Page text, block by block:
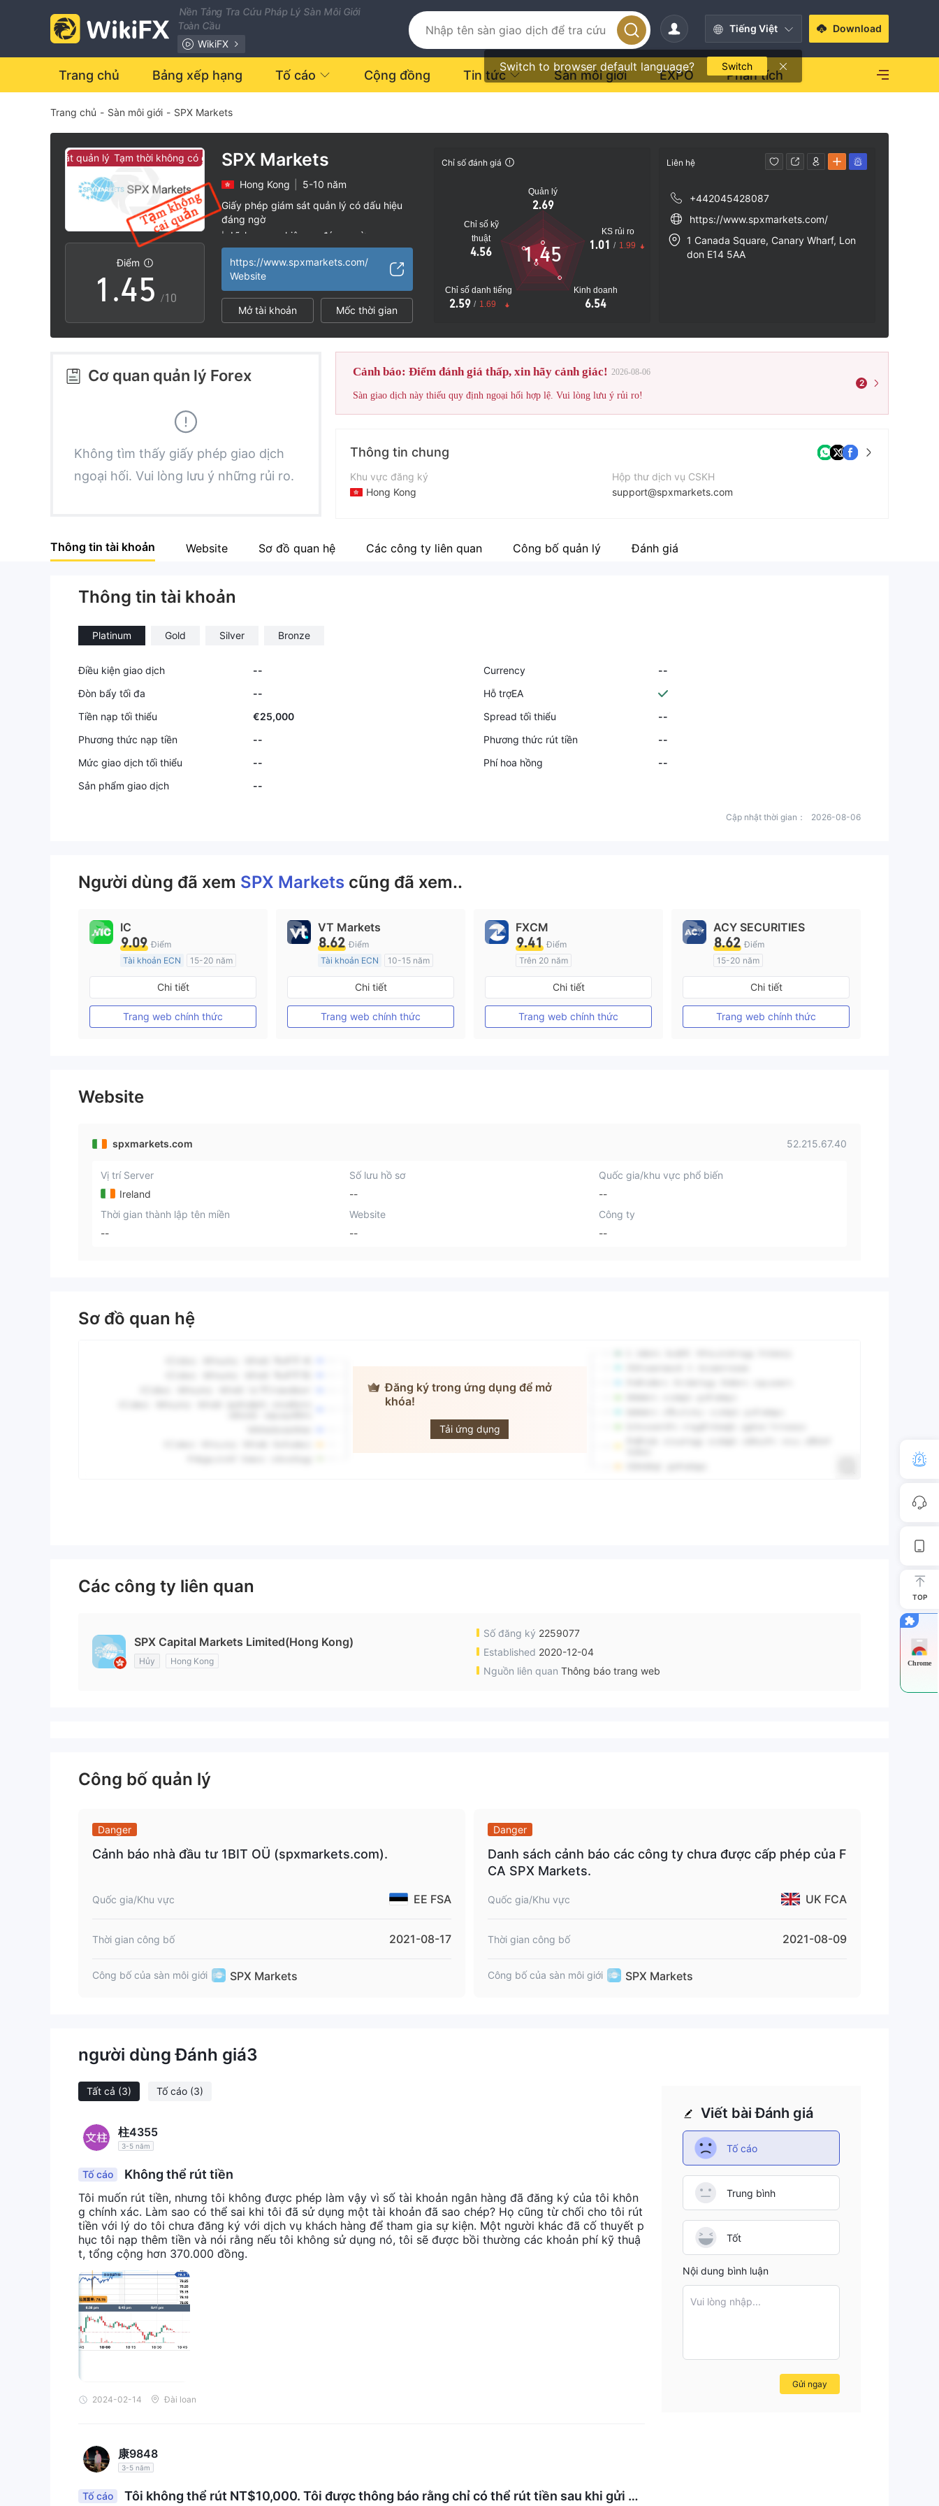
Nền Tảng Tra Cứu Pháp Lý Sàn Môi Giới
Toàn Cầu
WikiFX
Tiếng Việt
Switch to browser default language? Switch
Download
Trang chủ Bảng xếp hạng Tố cáo Cộng đồng Tin tức Sàn môi giới EXPO Phân tích
Trang chủ - Sàn môi giới - SPX Markets
có giám sát quản lý Tạm thời không có giám sát quản lý
Điểm
0
1
2
3
5
6
7
8
9
.
0
1
2
3
4
5
6
8
9
0
1
2
3
4
5
6
7
9
/10
SPX Markets
Hong Kong
5-10 năm
Giấy phép giám sát quản lý có dấu hiệu
đáng ngờ
| Lĩnh vực nghiệp vụ đáng ngờ
|
https://www.spxmarkets.com/
Website
Mở tài khoản Mốc thời gian
Chỉ số đánh giá
Quản lý
2.69
Chỉ số kỹ
thuật
4.56
Chỉ số danh tiếng
2.59 / 1.69
Kinh doanh
6.54
KS rủi ro
1.01 / 1.99
1.45
Liên hệ
+442045428087
https://www.spxmarkets.com/
1 Canada Square, Canary Wharf, Lon
don E14 5AA
Cơ quan quản lý Forex
Không tìm thấy giấy phép giao dịch
ngoại hối. Vui lòng lưu ý những rủi ro.
Cảnh báo: Điểm đánh giá thấp, xin hãy cảnh giác! 2026-08-06
Sàn giao dịch này thiếu quy định ngoại hối hợp lệ. Vui lòng lưu ý rủi ro!
2
Thông tin chung
Khu vực đăng ký
Hong Kong
Tên công ty
Hộp thư dịch vụ CSKH
support@spxmarkets.com
Trang web của công ty
Thông tin tài khoản Website Sơ đồ quan hệ Các công ty liên quan Công bố quản lý Đánh giá
Thông tin tài khoản
Platinum Gold Silver Bronze
Điều kiện giao dịch -- Currency
--
Đòn bẩy tối đa
--
Hỗ trợEA
Tiền nạp tối thiểu
€25,000 Spread tối thiểu
--
Phương thức nạp tiền
-- Phương thức rút tiền
--
Mức giao dịch tối thiểu
-- Phí hoa hồng
--
Sản phẩm giao dịch
--
Cập nhật thời gian： 2026-08-06
Người dùng đã xem SPX Markets cũng đã xem..
IC
9.09 Điểm
Tài khoản ECN
15-20 năm
Đăng ký tại Nước Úc
MT4 Chính thức
Chi tiết
Trang web chính thức
VT Markets
8.62 Điểm
Tài khoản ECN
10-15 năm
Đăng ký tại Nước Úc
MT4 Chính thức
Chi tiết
Trang web chính thức
FXCM
9.41 Điểm
Trên 20 năm
Đăng ký tại Nước Úc
MT4 Chính thức
Chi tiết
Trang web chính thức
ACY SECURITIES
8.62 Điểm
15-20 năm
Đăng ký tại Nước Úc
MT4 Chính thức
Chi tiết
Trang web chính thức
Website
spxmarkets.com 52.215.67.40
Vị trí Server
Ireland
Số lưu hồ sơ
--
Quốc gia/khu vực phổ biến
--
Thời gian thành lập tên miền
--
Website
--
Công ty
--
Sơ đồ quan hệ
Đăng ký trong ứng dụng để mở
khóa!
Tải ứng dụng
Các công ty liên quan
SPX Capital Markets Limited(Hong Kong)
Hủy Hong Kong
Số đăng ký 2259077
Established 2020-12-04
Nguồn liên quan Thông báo trang web
Công bố quản lý
Danger
Cảnh báo nhà đầu tư 1BIT OÜ (spxmarkets.com).
Quốc gia/Khu vực EE FSA
Thời gian công bố 2021-08-17
Công bố của sàn môi giới SPX Markets
Danger
Danh sách cảnh báo các công ty chưa được cấp phép của F
CA SPX Markets.
Quốc gia/Khu vực UK FCA
Thời gian công bố 2021-08-09
Công bố của sàn môi giới SPX Markets
người dùng Đánh giá3
Tất cả (3) Tố cáo (3)
柱4355
3-5 năm
Tố cáo Không thể rút tiền
Tôi muốn rút tiền, nhưng tôi không được phép làm vậy vì số tài khoản ngân hàng đã đăng ký của tôi khôn
g chính xác. Làm sao có thể sai khi tôi đã sử dụng một tài khoản đã sao chép? Họ cũng từ chối cho tôi rút
tiền với lý do tôi chưa đăng ký với dịch vụ khách hàng để tham gia sự kiện. Một người khác đã cố thuyết p
hục tôi nạp thêm tiền và nói rằng nếu tôi không sử dụng nó, tôi sẽ được bồi thường các khoản phí kỹ thuậ
t, tổng cộng hơn 370.000 đồng.
2024-02-14 Đài loan
康9848
3-5 năm
Tố cáo
Tôi không thể rút NT$10,000. Tôi được thông báo rằng chỉ có thể rút tiền sau khi gửi N
Viết bài Đánh giá
Tố cáo
Trung bình
Tốt
Nội dung bình luận
Vui lòng nhập...
Gửi ngay
TOP
Chrome